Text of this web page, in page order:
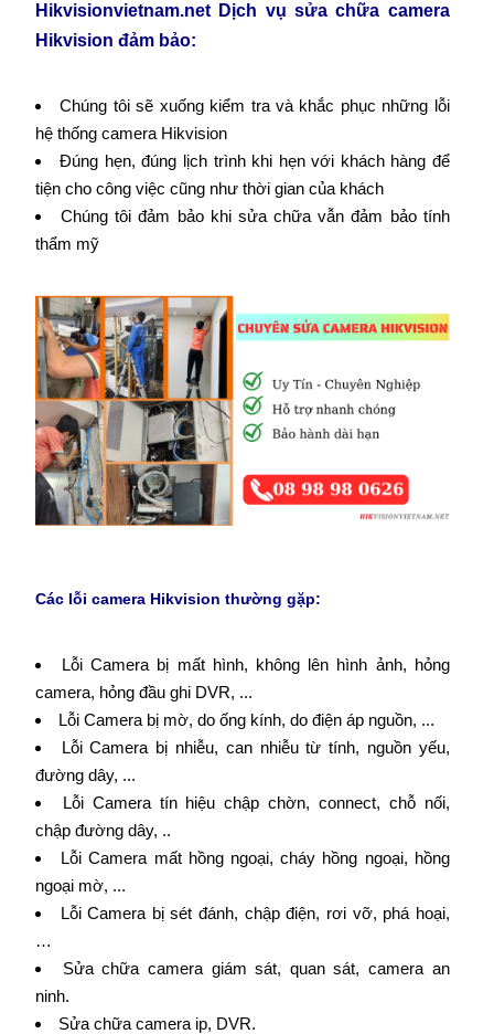
Hikvisionvietnam.netDịch vụ sửa chữa camera
Hikvision đảm bảo:
Chúng tôi sẽ xuống kiểm tra và khắc phục những lỗi
hệ thống camera Hikvision
Đúng hẹn, đúng lịch trình khi hẹn với khách hàng để
tiện cho công việc cũng như thời gian của khách
Chúng tôi đảm bảo khi sửa chữa vẫn đảm bảo tính
thẩm mỹ
Các lỗi camera Hikvision thường gặp:
Lỗi Camera bị mất hình, không lên hình ảnh, hỏng
camera, hỏng đầu ghi DVR, ...
Lỗi Camera bị mờ, do ống kính, do điện áp nguồn, ...
Lỗi Camera bị nhiễu, can nhiễu từ tính, nguồn yếu,
đường dây, ...
Lỗi Camera tín hiệu chập chờn, connect, chỗ nối,
chập đường dây, ..
Lỗi Camera mất hồng ngoại, cháy hồng ngoại, hồng
ngoại mờ, ...
Lỗi Camera bị sét đánh, chập điện, rơi vỡ, phá hoại,
…
Sửa chữa camera giám sát, quan sát, camera an
ninh.
Sửa chữa camera ip, DVR.